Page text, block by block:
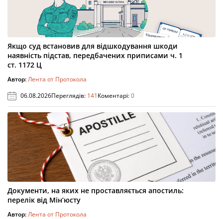
Якщо суд встановив для відшкодування шкоди
наявність підстав, передбачених приписами ч. 1
ст. 1172 Ц
Автор:Лента от Протокола
06.08.2026Переглядів: 141Коментарі:0
Документи, на яких не проставляється апостиль:
перелік від Мін’юсту
Автор:Лента от Протокола